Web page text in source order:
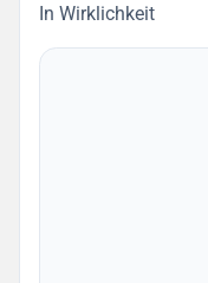
In Wirklichkeit